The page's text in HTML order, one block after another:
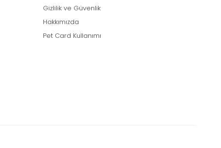
Gizlilik ve Güvenlik
Hakkımızda
Pet Card Kullanımı